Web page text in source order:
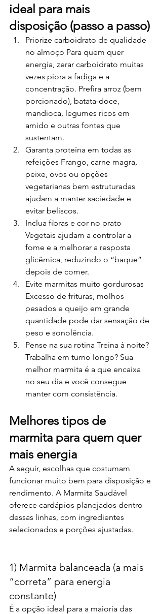
ideal para mais
disposição (passo a passo)
Priorize carboidrato de qualidade
no almoço Para quem quer
energia, zerar carboidrato muitas
vezes piora a fadiga e a
concentração. Prefira arroz (bem
porcionado), batata-doce,
mandioca, legumes ricos em
amido e outras fontes que
sustentam.
Garanta proteína em todas as
refeições Frango, carne magra,
peixe, ovos ou opções
vegetarianas bem estruturadas
ajudam a manter saciedade e
evitar beliscos.
Inclua fibras e cor no prato
Vegetais ajudam a controlar a
fome e a melhorar a resposta
glicêmica, reduzindo o “baque”
depois de comer.
Evite marmitas muito gordurosas
Excesso de frituras, molhos
pesados e queijo em grande
quantidade pode dar sensação de
peso e sonolência.
Pense na sua rotina Treina à noite?
Trabalha em turno longo? Sua
melhor marmita é a que encaixa
no seu dia e você consegue
manter com consistência.
Melhores tipos de
marmita para quem quer
mais energia
A seguir, escolhas que costumam
funcionar muito bem para disposição e
rendimento. A Marmita Saudável
oferece cardápios planejados dentro
dessas linhas, com ingredientes
selecionados e porções ajustadas.
1) Marmita balanceada (a mais
“correta” para energia
constante)
É a opção ideal para a maioria das